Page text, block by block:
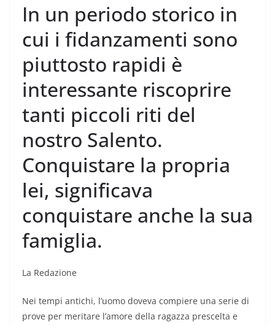
In un periodo storico in
cui i fidanzamenti sono
piuttosto rapidi è
interessante riscoprire
tanti piccoli riti del
nostro Salento.
Conquistare la propria
lei, significava
conquistare anche la sua
famiglia.
La Redazione
Nei tempi antichi, l’uomo doveva compiere una serie di
prove per meritare l’amore della ragazza prescelta e